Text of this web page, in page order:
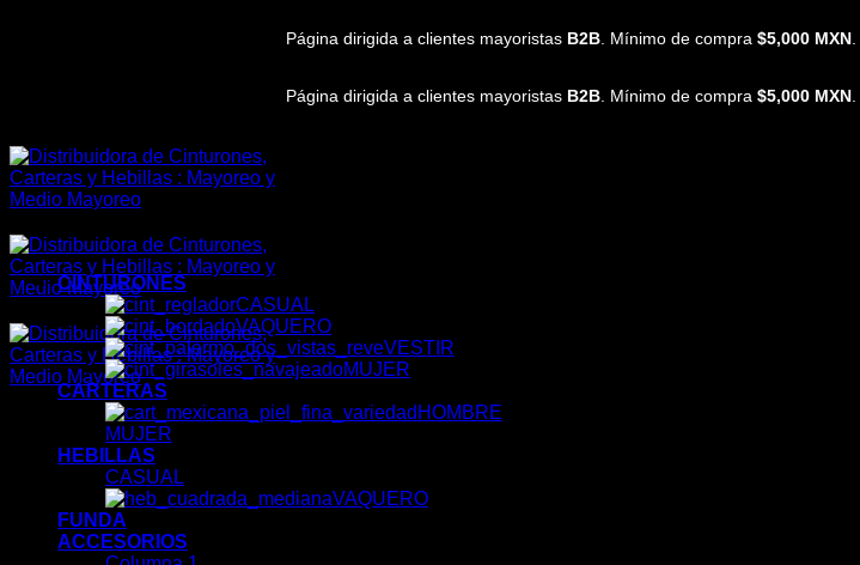
Página dirigida a clientes mayoristas B2B . Mínimo de compra $5,000 MXN
Página dirigida a clientes mayoristas B2B . Mínimo de compra $5,000 MXN
CINTURONES
CASUAL
VAQUERO
VESTIR
MUJER
CARTERAS
HOMBRE
MUJER
HEBILLAS
CASUAL
VAQUERO
FUNDA
ACCESORIOS